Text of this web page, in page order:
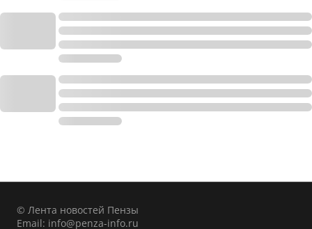
© Лента новостей Пензы
Email: info@penza-info.ru